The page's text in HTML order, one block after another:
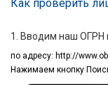
Как проверить
1. Вводим наш
по адресу: http://
Нажимаем кнопку